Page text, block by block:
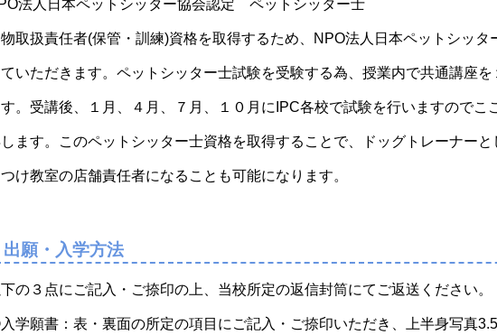
法人日本ペットシッター協会認定 ペットシッター士
取扱責任者(保管・訓練)資格を取得するため、NPO法人日本ペットシッ
いただきます。ペットシッター士試験を受験する為、授業内で共通講座
。受講後、１月、４月、７月、１０月にIPC各校で試験を行いますのでこ
ます。このペットシッター士資格を取得することで、ドッグトレーナー
け教室の店舗責任者になることも可能になります。
願・入学方法
の３点にご記入・ご捺印の上、当校所定の返信封筒にてご返送ください。
学願書：表・裏面の所定の項目にご記入・ご捺印いただき、上半身写真